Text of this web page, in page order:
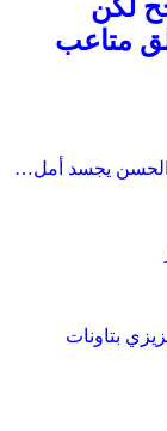
لكن
متاعب
الحسن يجسد أمل…
بتاونات